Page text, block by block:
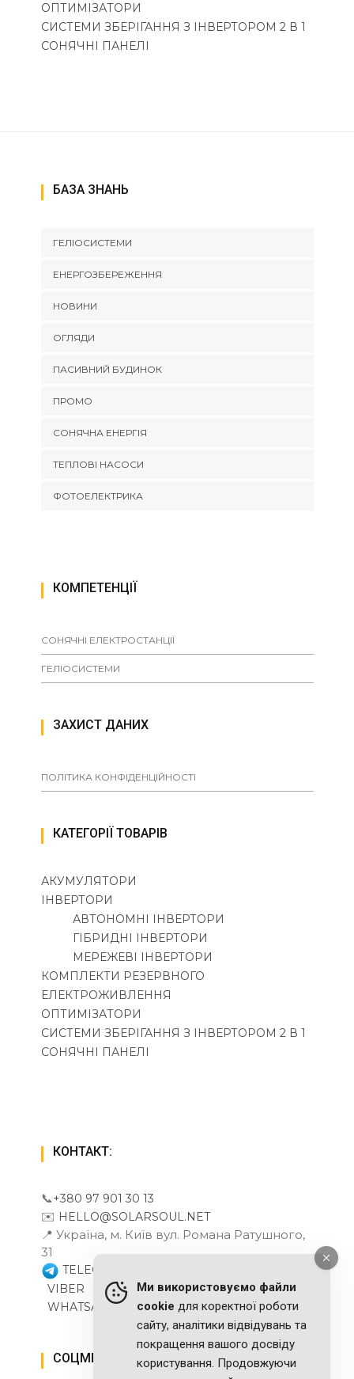
ОПТИМІЗАТОРИ
СИСТЕМИ ЗБЕРІГАННЯ З ІНВЕРТОРОМ 2 В 1
СОНЯЧНІ ПАНЕЛІ
БАЗА ЗНАНЬ
ГЕЛІОСИСТЕМИ
ЕНЕРГОЗБЕРЕЖЕННЯ
НОВИНИ
ОГЛЯДИ
ПАСИВНИЙ БУДИНОК
ПРОМО
СОНЯЧНА ЕНЕРГІЯ
ТЕПЛОВІ НАСОСИ
ФОТОЕЛЕКТРИКА
КОМПЕТЕНЦІЇ
СОНЯЧНІ ЕЛЕКТРОСТАНЦІЇ
ГЕЛІОСИСТЕМИ
ЗАХИСТ ДАНИХ
ПОЛІТИКА КОНФІДЕНЦІЙНОСТІ
КАТЕГОРІЇ ТОВАРІВ
АКУМУЛЯТОРИ
ІНВЕРТОРИ
АВТОНОМНІ ІНВЕРТОРИ
ГІБРИДНІ ІНВЕРТОРИ
МЕРЕЖЕВІ ІНВЕРТОРИ
КОМПЛЕКТИ РЕЗЕРВНОГО
ЕЛЕКТРОЖИВЛЕННЯ
ОПТИМІЗАТОРИ
СИСТЕМИ ЗБЕРІГАННЯ З ІНВЕРТОРОМ 2 В 1
СОНЯЧНІ ПАНЕЛІ
КОНТАКТ:
📞+380 97 901 30 13
✉️ HELLO@SOLARSOUL.NET
📍 Україна, м. Київ вул. Романа Ратушного,
31
TELEGRAM
VIBER
WHATSAPP
СОЦМЕРЕЖІ
Ми використовуємо файли
cookie для коректної роботи
сайту, аналітики відвідувань та
покращення вашого досвіду
користування. Продовжуючи